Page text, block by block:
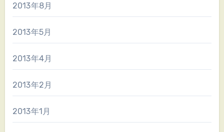
2013年8月
2013年5月
2013年4月
2013年2月
2013年1月